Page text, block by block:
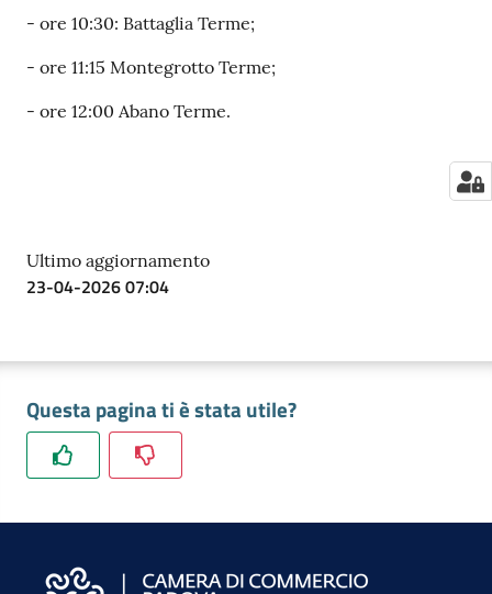
- ore 10:30: Battaglia Terme;
- ore 11:15 Montegrotto Terme;
- ore 12:00 Abano Terme.
Ultimo aggiornamento
23-04-2026 07:04
Questa pagina ti è stata utile?